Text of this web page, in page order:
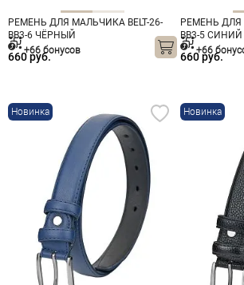
РЕМЕНЬ ДЛЯ МАЛЬЧИКА BELT-26-
BB3-6 ЧЁРНЫЙ
660 руб.
+66 бонусов
РЕМЕНЬ ДЛЯ
BB3-5 СИНИЙ
660 руб.
+66
Новинка Новинка